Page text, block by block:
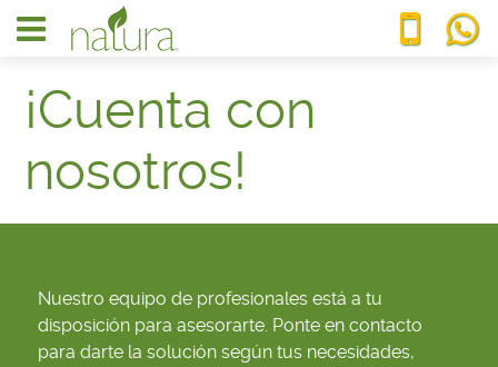
¡Cuenta con
nosotros!
Nuestro equipo de profesionales está a tu
disposición para asesorarte. Ponte en contacto
para darte la solución según tus necesidades,